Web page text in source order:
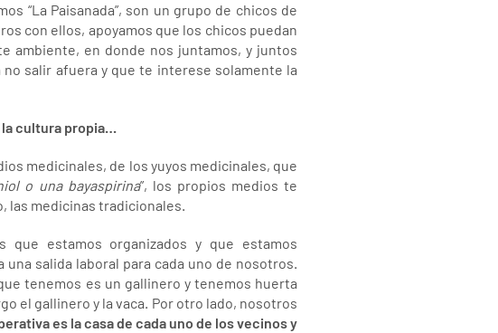
“La Paisanada”, son un grupo de chicos de
con ellos, apoyamos que los chicos puedan
ambiente, en donde nos juntamos, y juntos
salir afuera y que te interese solamente la
cultura propia…
medicinales, de los yuyos medicinales, que
o una bayaspirina”, los propios medios te
las medicinas tradicionales.
que estamos organizados y que estamos
salida laboral para cada uno de nosotros.
tenemos es un gallinero y tenemos huerta
el gallinero y la vaca. Por otro lado, nosotros
es la casa de cada uno de los vecinos y